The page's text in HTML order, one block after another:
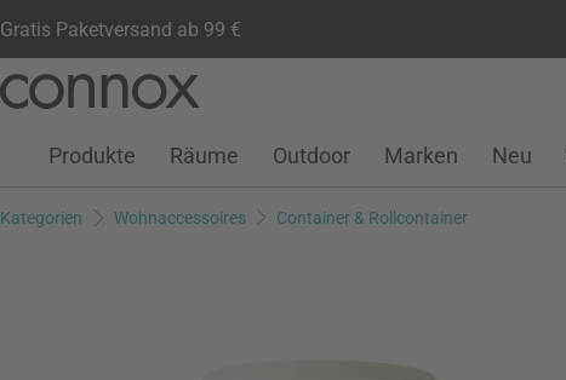
Gratis Paketversand ab 99 €
Seiteninhalt
Suchfeld
Kundenkonto
Wunschliste
Warenkorb
Produkte Räume Outdoor Marken Neu
Kategorien Wohnaccessoires Container & Rollcontainer